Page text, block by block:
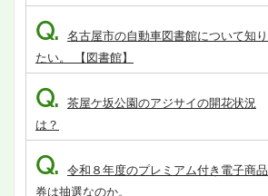
Q. 名古屋市の自動車図書館について知り
たい。 【図書館】
Q. 茶屋ケ坂公園のアジサイの開花状況
は？
Q. 令和８年度のプレミアム付き電子商品
券は抽選なのか。